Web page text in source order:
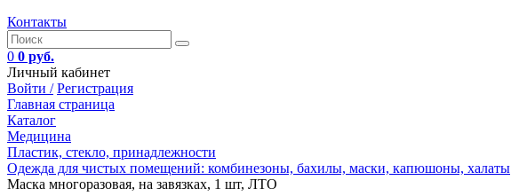
Контакты
0 0 руб.
Личный кабинет
Войти / Регистрация
Главная страница
Каталог
Медицина
Пластик, стекло, принадлежности
Одежда для чистых помещений: комбинезоны, бахилы, маски, капюшоны, халаты
Маска многоразовая, на завязках, 1 шт, ЛТО